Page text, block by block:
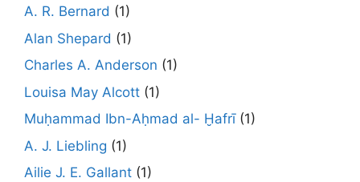
A. R. Bernard (1)
Alan Shepard (1)
Charles A. Anderson (1)
Louisa May Alcott (1)
Muḥammad Ibn-Aḥmad al- Ḫafrī(1)
A. J. Liebling (1)
Ailie J. E. Gallant (1)